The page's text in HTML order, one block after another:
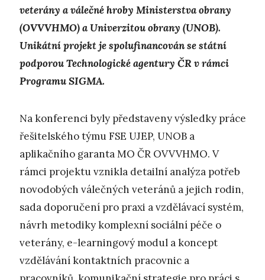
veterány a válečné hroby Ministerstva obrany
(OVVVHMO) a Univerzitou obrany (UNOB).
Unikátní projekt je spolufinancován se státní
podporou Technologické agentury ČR v rámci
Programu SIGMA.
Na konferenci byly představeny výsledky práce
řešitelského týmu FSE UJEP, UNOB a
aplikačního garanta MO ČR OVVVHMO. V
rámci projektu vznikla detailní analýza potřeb
novodobých válečných veteránů a jejich rodin,
sada doporučení pro praxi a vzdělávací systém,
návrh metodiky komplexní sociální péče o
veterány, e-learningový modul a koncept
vzdělávání kontaktních pracovnic a